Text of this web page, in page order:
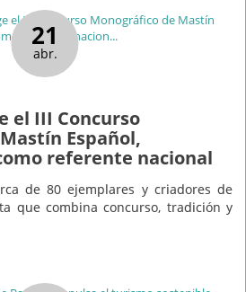
21
abr.
el III Concurso
Español,
referente nacional
de 80 ejemplares y criadores de
que combina concurso, tradición y